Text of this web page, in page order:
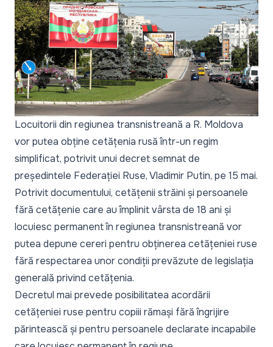
Locuitorii din regiunea transnistreană a R. Moldova
vor putea obține cetățenia rusă într-un regim
simplificat, potrivit unui decret semnat de
președintele Federației Ruse, Vladimir Putin, pe 15 mai.
Potrivit documentului, cetățenii străini și persoanele
fără cetățenie care au împlinit vârsta de 18 ani și
locuiesc permanent în regiunea transnistreană vor
putea depune cereri pentru obținerea cetățeniei ruse
fără respectarea unor condiții prevăzute de legislația
generală privind cetățenia.
Decretul mai prevede posibilitatea acordării
cetățeniei ruse pentru copiii rămași fără îngrijire
părintească și pentru persoanele declarate incapabile